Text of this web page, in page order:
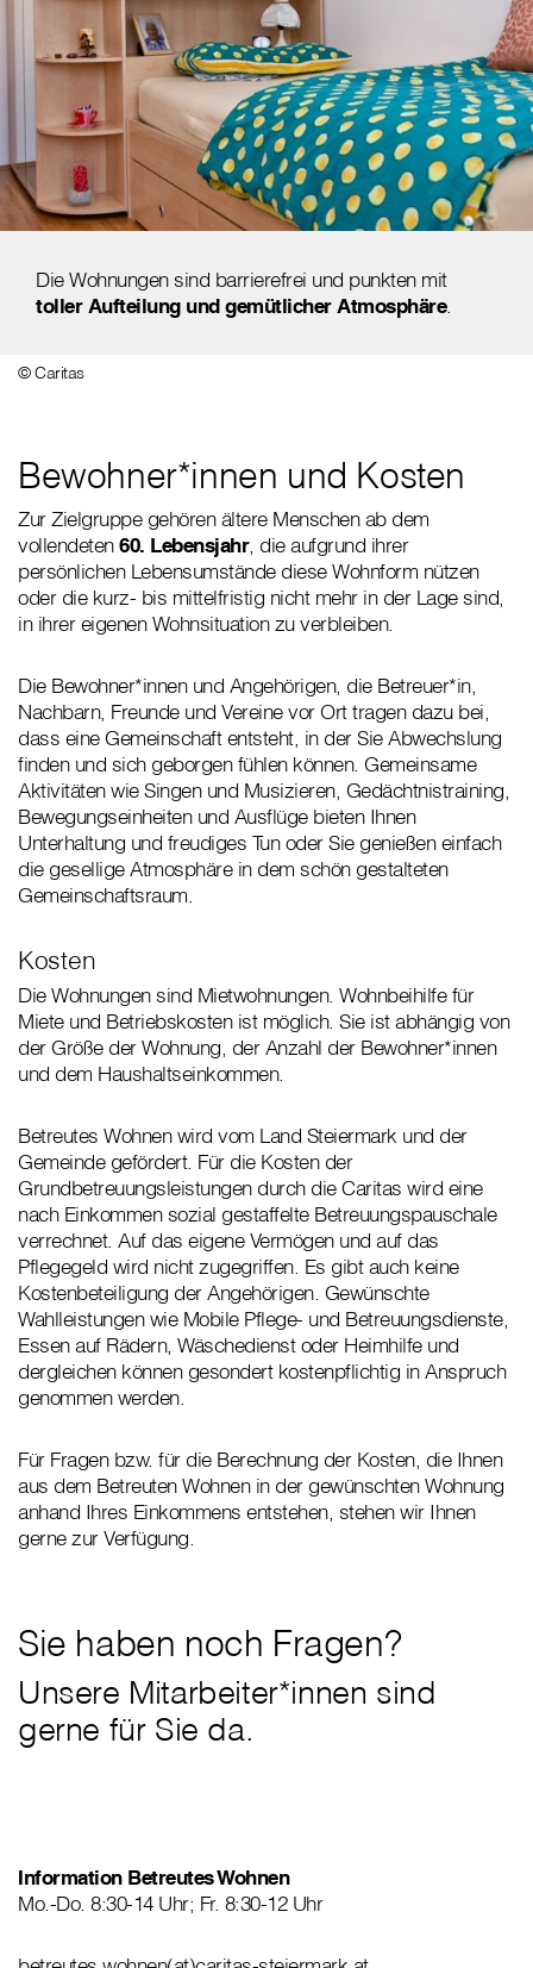
Die Wohnungen sind barrierefrei und punkten mit
toller Aufteilung und gemütlicher Atmosphäre.
© Caritas
Bewohner*innen und Kosten
Zur Zielgruppe gehören ältere Menschen ab dem
vollendeten60. Lebensjahr, die aufgrund ihrer
persönlichen Lebensumstände diese Wohnform nützen
oder die kurz- bis mittelfristig nicht mehr in der Lage sind,
in ihrer eigenen Wohnsituation zu verbleiben.
Die Bewohner*innen und Angehörigen, die Betreuer*in,
Nachbarn, Freunde und Vereine vor Ort tragen dazu bei,
dass eine Gemeinschaft entsteht, in der Sie Abwechslung
finden und sich geborgen fühlen können. Gemeinsame
Aktivitäten wie Singen und Musizieren, Gedächtnistraining,
Bewegungseinheiten und Ausflüge bieten Ihnen
Unterhaltung und freudiges Tun oder Sie genießen einfach
die gesellige Atmosphäre in dem schön gestalteten
Gemeinschaftsraum.
Kosten
Die Wohnungen sind Mietwohnungen. Wohnbeihilfe für
Miete und Betriebskosten ist möglich. Sie ist abhängig von
der Größe der Wohnung, der Anzahl der Bewohner*innen
und dem Haushaltseinkommen.
Betreutes Wohnen wird vom Land Steiermark und der
Gemeinde gefördert. Für die Kosten der
Grundbetreuungsleistungen durch die Caritas wird eine
nach Einkommen sozial gestaffelte Betreuungspauschale
verrechnet. Auf das eigene Vermögen und auf das
Pflegegeld wird nicht zugegriffen. Es gibt auch keine
Kostenbeteiligung der Angehörigen. Gewünschte
Wahlleistungen wie Mobile Pflege- und Betreuungsdienste,
Essen auf Rädern, Wäschedienst oder Heimhilfe und
dergleichen können gesondert kostenpflichtig in Anspruch
genommen werden.
Für Fragen bzw. für die Berechnung der Kosten, die Ihnen
aus dem Betreuten Wohnen in der gewünschten Wohnung
anhand Ihres Einkommens entstehen, stehen wir Ihnen
gerne zur Verfügung.
Sie haben noch Fragen?
Unsere Mitarbeiter*innen sind
gerne für Sie da.
Information Betreutes Wohnen
Mo.-Do. 8:30-14 Uhr; Fr. 8:30-12 Uhr